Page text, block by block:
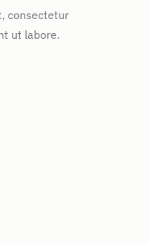
consectetur
ut labore.